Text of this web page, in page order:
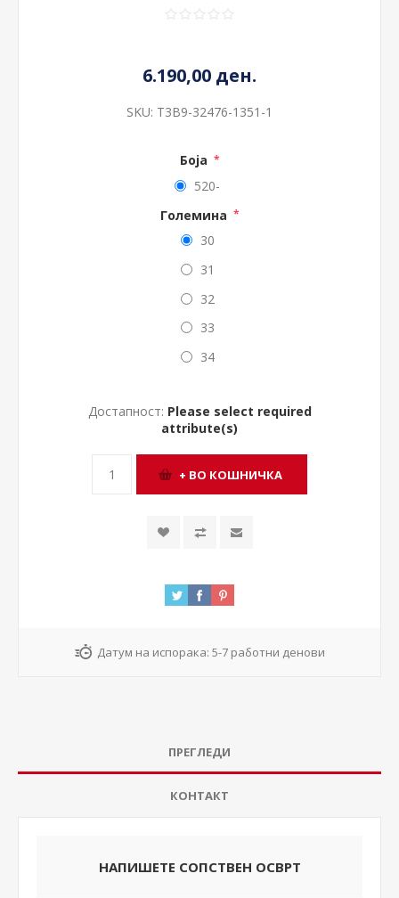
6.190,00 ден.
SKU: T3B9-32476-1351-1
Боја *
520-
Големина *
30
31
32
33
34
Достапност: Please select required
attribute(s)
Датум на испорака: 5-7 работни денови
ПРЕГЛЕДИ
КОНТАКТ
НАПИШЕТЕ СОПСТВЕН ОСВРТ